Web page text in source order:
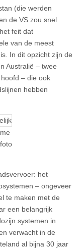
(die werden
de VS zou snel
feit dat
van de meest
In dit opzicht zijn de
Australië – twee
– die ook
hebben
het
– ongeveer
te maken met de
een belangrijk
systemen in
verwacht in de
al bijna 30 jaar